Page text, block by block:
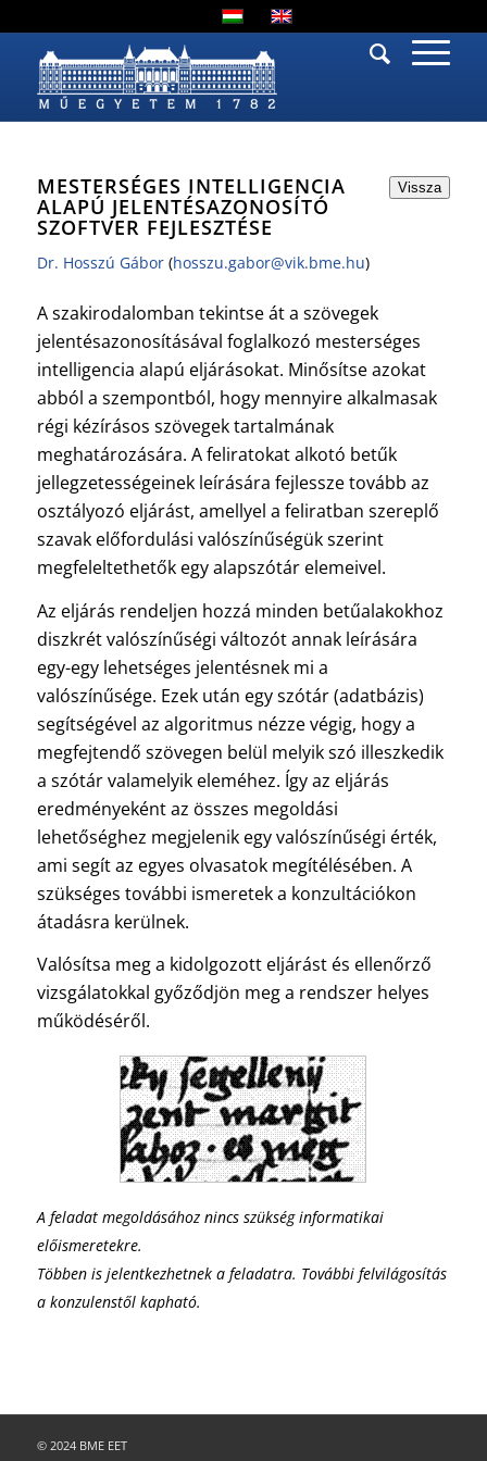
Vissza
MESTERSÉGES INTELLIGENCIA
ALAPÚ JELENTÉSAZONOSÍTÓ
SZOFTVER FEJLESZTÉSE
Dr. Hosszú Gábor(hosszu.gabor@vik.bme.hu)
A szakirodalomban tekintse át a szövegek
jelentésazonosításával foglalkozó mesterséges
intelligencia alapú eljárásokat. Minősítse azokat
abból a szempontból, hogy mennyire alkalmasak
régi kézírásos szövegek tartalmának
meghatározására. A feliratokat alkotó betűk
jellegzetességeinek leírására fejlessze tovább az
osztályozó eljárást, amellyel a feliratban szereplő
szavak előfordulási valószínűségük szerint
megfeleltethetők egy alapszótár elemeivel.
Az eljárás rendeljen hozzá minden betűalakokhoz
diszkrét valószínűségi változót annak leírására
egy-egy lehetséges jelentésnek mi a
valószínűsége. Ezek után egy szótár (adatbázis)
segítségével az algoritmus nézze végig, hogy a
megfejtendő szövegen belül melyik szó illeszkedik
a szótár valamelyik eleméhez. Így az eljárás
eredményeként az összes megoldási
lehetőséghez megjelenik egy valószínűségi érték,
ami segít az egyes olvasatok megítélésében. A
szükséges további ismeretek a konzultációkon
átadásra kerülnek.
Valósítsa meg a kidolgozott eljárást és ellenőrző
vizsgálatokkal győződjön meg a rendszer helyes
működéséről.
A feladat megoldásához nincs szükség informatikai
előismeretekre.
Többen is jelentkezhetnek a feladatra. További felvilágosítás
a konzulenstől kapható.
© 2024 BME EET